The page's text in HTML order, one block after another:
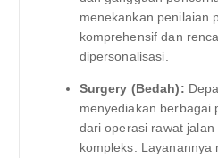
menekankan penilaian
komprehensif dan
dipersonalisasi.
Surgery (Bedah):
menyediakan berbagai
dari operasi rawat
kompleks. Layanannya